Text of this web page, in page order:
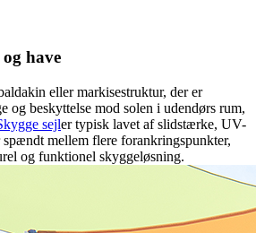
have
eller markisestruktur, der er
og beskyttelse mod solen i udendørs rum,
sejler typisk lavet af slidstærke, UV-
spændt mellem flere forankringspunkter,
og funktionel skyggeløsning.